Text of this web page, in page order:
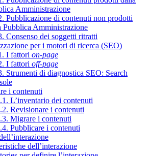
Amministrazione
Pubblicazione di contenuti non prodotti
Pubblica Amministrazione
Consenso dei soggetti ritratti
per i motori di ricerca (SEO)
I fattori on-page
I fattori off-page
Strumenti di diagnostica SEO: Search
i contenuti
L’inventario dei contenuti
Revisionare i contenuti
Migrare i contenuti
Pubblicare i contenuti
dell’interazione